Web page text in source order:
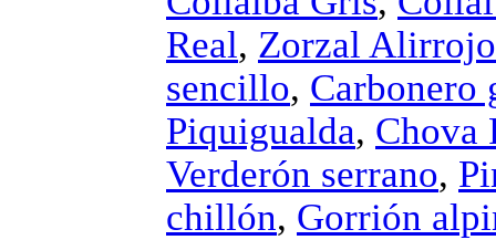
Real, Zorzal Alirrojo
sencillo, Carbonero
Piquigualda, Chova
Verderón serrano,
chillón, Gorrión